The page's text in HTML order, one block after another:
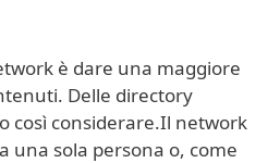
è dare una maggiore
Delle directory
così considerare.Il network
una sola persona o, come